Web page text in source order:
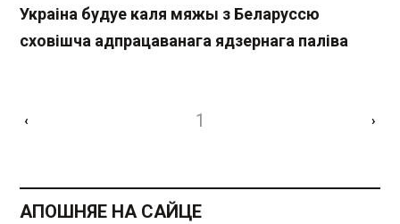
Украіна будуе каля мяжы з Беларуссю
сховішча адпрацаванага ядзернага паліва
‹ 1 ›
АПОШНЯЕ НА САЙЦЕ